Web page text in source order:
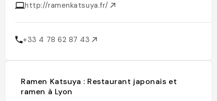
http://ramenkatsuya.fr/
+33 4 78 62 87 43
Ramen Katsuya : Restaurant japonais et
ramen à Lyon